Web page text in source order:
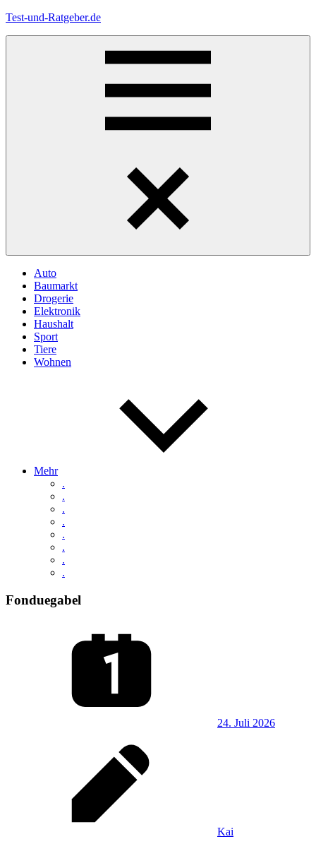
Zum
Test-und-Ratgeber.de
Auto
Baumarkt
Drogerie
Elektronik
Haushalt
Sport
Tiere
Wohnen
Mehr
.
.
.
.
.
.
.
.
Fonduegabel
24. Juli 2026
Kai